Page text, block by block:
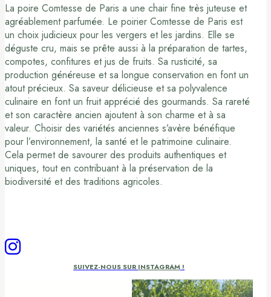
La poire Comtesse de Paris a une chair fine très juteuse et
agréablement parfumée. Le poirier Comtesse de Paris est
un choix judicieux pour les vergers et les jardins. Elle se
déguste cru, mais se prête aussi à la préparation de tartes,
compotes, confitures et jus de fruits. Sa rusticité, sa
production généreuse et sa longue conservation en font un
atout précieux. Sa saveur délicieuse et sa polyvalence
culinaire en font un fruit apprécié des gourmands. Sa rareté
et son caractère ancien ajoutent à son charme et à sa
valeur. Choisir des variétés anciennes s’avère bénéfique
pour l’environnement, la santé et le patrimoine culinaire.
Cela permet de savourer des produits authentiques et
uniques, tout en contribuant à la préservation de la
biodiversité et des traditions agricoles.
SUIVEZ-NOUS SUR INSTAGRAM !